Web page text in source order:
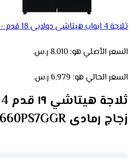
ثلاجة 4 ابواب هيتاشى دولابى 18 قدم - أسود R-WB720PS1GCK
السعر الأصلي هو: 8,010 ر.س.
السعر الحالي هو: 6,979 ر.س.
زجاج رمادى R-W660PS7GGR